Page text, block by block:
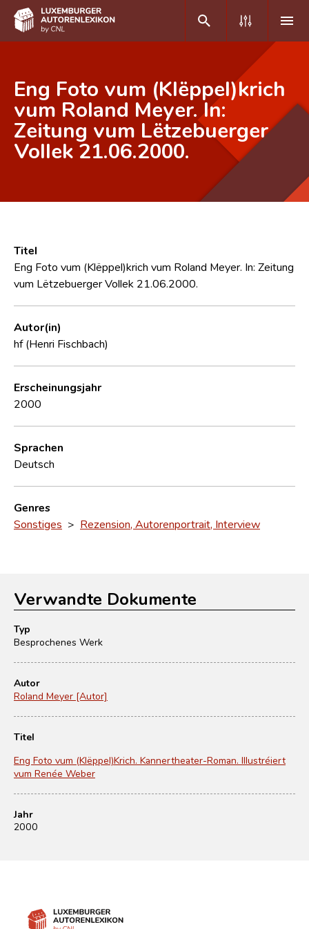
DE FR
Home
Autor(inn)en A-Z
Forschungsgruppe
Eng Foto vum (Klëppel)krich
vum Roland Meyer. In:
Zeitung vum Lëtzebuerger
Vollek 21.06.2000.
Titel
Eng Foto vum (Klëppel)krich vum Roland Meyer. In: Zeitung
vum Lëtzebuerger Vollek 21.06.2000.
Autor(in)
hf (Henri Fischbach)
Erscheinungsjahr
2000
Sprachen
Deutsch
Genres
Sonstiges > Rezension, Autorenportrait, Interview
Verwandte Dokumente
Typ
Besprochenes Werk
Autor
Roland Meyer [Autor]
Titel
Eng Foto vum (Klëppel)Krich. Kannertheater-Roman. Illustréiert
vum Renée Weber
Jahr
2000